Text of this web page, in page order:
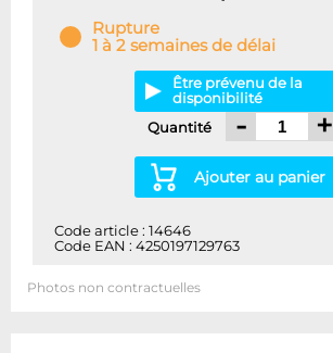
Rupture
1 à 2 semaines de délai
Être prévenu de la
disponibilité
Quantité
- +
Ajouter au panier
Code article : 14646
Code EAN : 4250197129763
Photos non contractuelles